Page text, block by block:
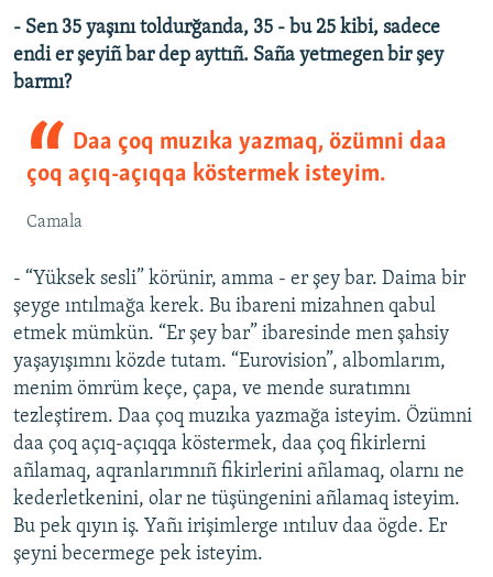
- Sen 35 yaşını toldurğanda, 35 - bu 25 kibi, sadece
endi er şeyiñ bar dep ayttıñ. Saña yetmegen bir şey
barmı?
Daa çoq muzıka yazmaq, özümni daa
çoq açıq-açıqqa köstermek isteyim.
Camala
- “Yüksek sesli” körünir, amma - er şey bar. Daima bir
şeyge ıntılmağa kerek. Bu ibareni mizahnen qabul
etmek mümkün. “Er şey bar” ibaresinde men şahsiy
yaşayışımnı közde tutam. “Eurovision”, albomlarım,
menim ömrüm keçe, çapa, ve mende suratımnı
tezleştirem. Daa çoq muzıka yazmağa isteyim. Özümni
daa çoq açıq-açıqqa köstermek, daa çoq fikirlerni
añlamaq, aqranlarımnıñ fikirlerini añlamaq, olarnı ne
kederletkenini, olar ne tüşüngenini añlamaq isteyim.
Bu pek qıyın iş. Yañı irişimlerge ıntıluv daa ögde. Er
şeyni becermege pek isteyim.